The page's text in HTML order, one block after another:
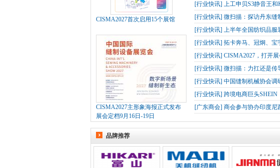
CISMA2027首次启用15个展馆
CISMA2027主形象海报正式发布
展会定档9月16日-19日
[行业快讯] 上工申贝S3静音王
[行业快讯] 微扫描：探访丹东缝
[行业快讯] 上半年全国纺织品服
[行业快讯] 拓卡奔马、冠炯、宝
[行业快讯] CISMA2027，打开
[行业快讯] 微扫描：力扛还是
[行业快讯] 中国缝制机械协会调
[行业快讯] 跨境电商巨头SHEIN
[广东商会] 商会参与协办印度尼
品牌推荐